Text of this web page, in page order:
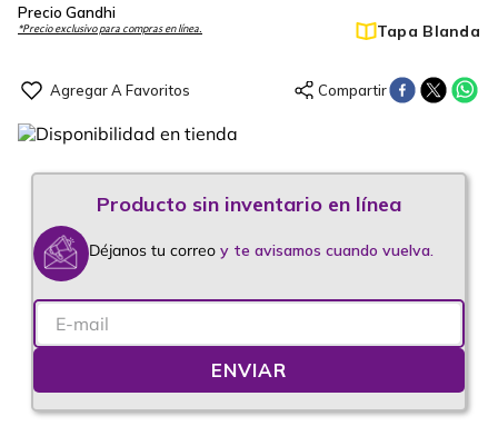
Precio Gandhi
*Precio exclusivo para compras en línea. Tapa Blanda
Déjanos tu correo y te avisamos cuando vuelva.
ENVIAR